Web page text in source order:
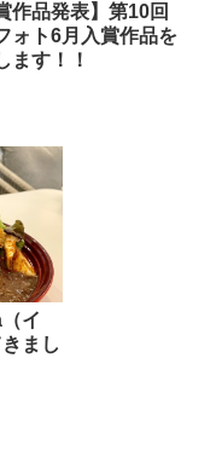
作品発表】第10回
ォト6月入賞作品を
ます！！
イ
まし